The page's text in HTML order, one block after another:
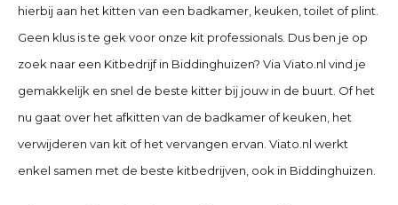
hierbij aan het kitten van een badkamer, keuken, toilet of plint.
Geen klus is te gek voor onze kit professionals. Dus ben je op
zoek naar een Kitbedrijf in Biddinghuizen? Via Viato.nl vind je
gemakkelijk en snel de beste kitter bij jouw in de buurt. Of het
nu gaat over het afkitten van de badkamer of keuken, het
verwijderen van kit of het vervangen ervan. Viato.nl werkt
enkel samen met de beste kitbedrijven, ook in Biddinghuizen